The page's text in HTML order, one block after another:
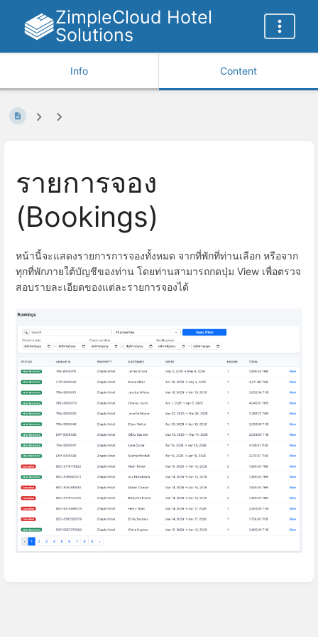
ZimpleCloud Hotel
Solutions
Info Content
รายการจอง
(Bookings)
หน้านี้จะแสดงรายการการจองทั้งหมด จากที่พักที่ท่านเลือก หรือจาก
ทุกที่พักภายใต้บัญชีของท่าน โดยท่านสามารถกดปุ่ม View เพื่อตรวจ
สอบรายละเอียดของแต่ละรายการจองได้